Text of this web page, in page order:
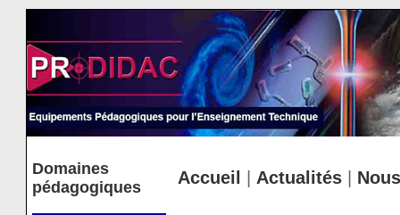
Domaines
pédagogiques
Accueil Actualités|
Cookies management panel